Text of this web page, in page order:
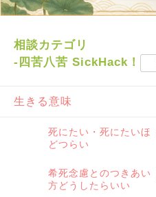
相談カテゴリ
-四苦八苦 SickHack！
生きる意味
死にたい・死にたいほ
どつらい
希死念慮とのつきあい
方どうしたらいい